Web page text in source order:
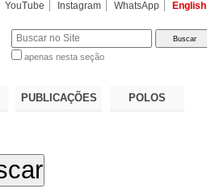
YouTube Instagram WhatsApp English
apenas nesta seção
PUBLICAÇÕES POLOS